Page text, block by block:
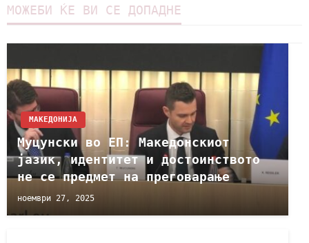
МОЖЕБИ ЌЕ ВИ СЕ ДОПАДНЕ
МАКЕДОНИЈА
Муцунски во ЕП: Македонскиот
јазик, идентитет и достоинството
не се предмет на преговарање
ноември 27, 2025